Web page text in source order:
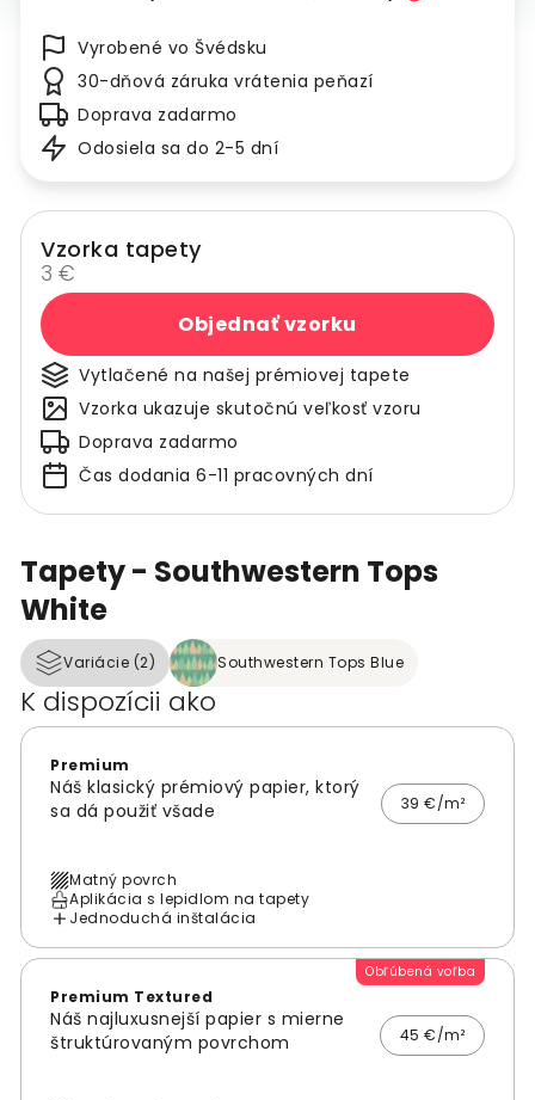
Tapety - Southwestern Tops
White
Variácie (2) Southwestern Tops Blue
K dispozícii ako
Premium
Náš klasický prémiový papier, ktorý
sa dá použiť všade
39 €/m²
Matný povrch
Aplikácia s lepidlom na tapety
Jednoduchá inštalácia
Obľúbená voľba
Premium Textured
Náš najluxusnejší papier s mierne
štruktúrovaným povrchom
45 €/m²
Vyrobené vo Švédsku
30-dňová záruka vrátenia peňazí
Doprava zadarmo
Odosiela sa do 2-5 dní
Vzorka tapety
3 €
Objednať vzorku
Vytlačené na našej prémiovej tapete
Vzorka ukazuje skutočnú veľkosť vzoru
Doprava zadarmo
Čas dodania 6-11 pracovných dní